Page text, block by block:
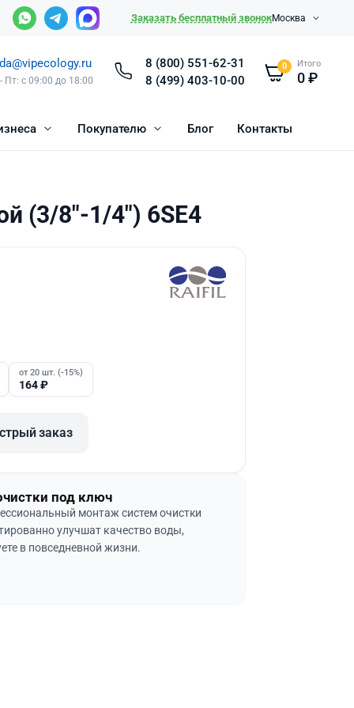
Заказать бесплатный звонокМосква
Пт: с 09:00 до 18:00
8 (800) 551-62-31
8 (499) 403-10-00
0 Итого
0₽
Покупателю Блог Контакты
(3/8"-1/4") 6SE4
от 20 шт. (-15%)
164₽
заказ
под ключ
монтаж систем очистки
улучшат качество воды,
в повседневной жизни.